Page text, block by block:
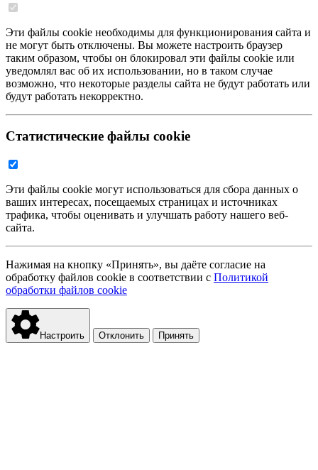
Эти файлы cookie необходимы для функционирования сайта и
не могут быть отключены. Вы можете настроить браузер
таким образом, чтобы он блокировал эти файлы cookie или
уведомлял вас об их использовании, но в таком случае
возможно, что некоторые разделы сайта не будут работать или
будут работать некорректно.
Статистические файлы cookie
Эти файлы cookie могут использоваться для сбора данных о
ваших интересах, посещаемых страницах и источниках
трафика, чтобы оценивать и улучшать работу нашего веб-
сайта.
Нажимая на кнопку «Принять», вы даёте согласие на
обработку файлов cookie в соответствии с Политикой
обработки файлов cookie
Настроить Отклонить Принять